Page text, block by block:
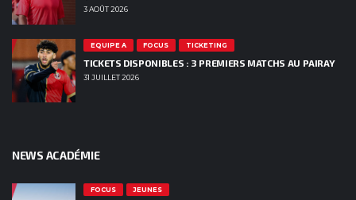
3 AOÛT 2026
EQUIPE A FOCUS TICKETING
TICKETS DISPONIBLES : 3 PREMIERS MATCHS AU PAIRAY
31 JUILLET 2026
NEWS ACADÉMIE
FOCUS JEUNES